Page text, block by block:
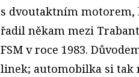
s dvoutaktním motorem,
řadil někam mezi
FSM v roce 1983.
linek; auto­mobilka si tak